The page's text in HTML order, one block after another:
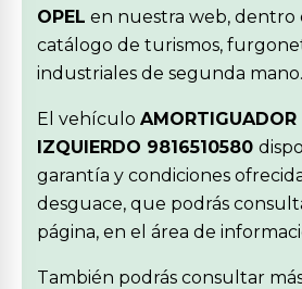
OPEL en nuestra web, dentro
catálogo de turismos,
industriales de segunda mano.
El vehículo AMORTIGUADOR
IZQUIERDO 9816510580
garantía y condiciones
desguace, que podrás
página, en el área de
También podrás consultar